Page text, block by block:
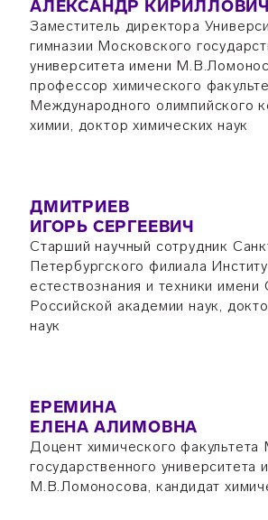
АЛЕКСАНДР КИРИЛЛОВИЧ
Заместитель директора
гимназии Московского
университета имени
профессор химического
Международного олимпийского
химии, доктор химических наук
ДМИТРИЕВ
ИГОРЬ СЕРГЕЕВИЧ
Старший научный сотрудник
Петербургского филиала
естествознания и техники
Российской академии наук,
наук
ЕРЕМИНА
ЕЛЕНА АЛИМОВНА
Доцент химического факультета
государственного университета
М.В.Ломоносова, кандидат